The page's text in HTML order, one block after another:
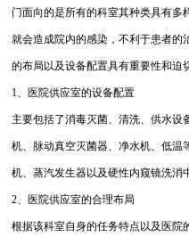
门面向的是所有的科室其种类具有多
就会造成院内的感染，不利于患者的
的布局以及设备配置具有重要性和迫
1、医院供应室的设备配置
主要包括了消毒灭菌、清洗、供水
机、脉动真空灭菌器、净水机、低温
机、蒸汽发生器以及硬性内窥镜洗消
2、医院供应室的合理布局
根据该科室自身的任务特点以及医院